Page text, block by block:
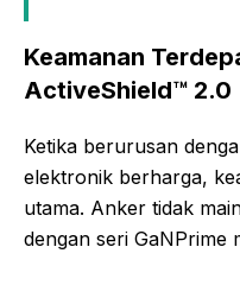
Keamanan
ActiveShield™ 2.0
Ketika berurusan
elektronik berharga,
utama. Anker tidak
dengan seri GaNPrime